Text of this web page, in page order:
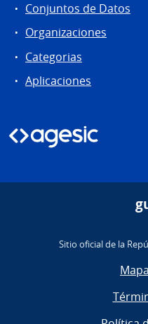
Conjuntos de Datos
Organizaciones
Categorias
Aplicaciones
Sitio oficial de la